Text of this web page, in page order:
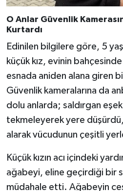
O Anlar Güvenlik
Kurtardı
Edinilen bilgilere göre, 5
küçük kız, evinin
esnada aniden alana giren
Güvenlik kameralarına da
dolu anlarda; saldırgan eşek
tekmeleyerek yere düşürdü,
alarak vücudunun çeşitli
Küçük kızın acı içindeki
ağabeyi, eline geçirdiği bir
müdahale etti. Ağabeyin